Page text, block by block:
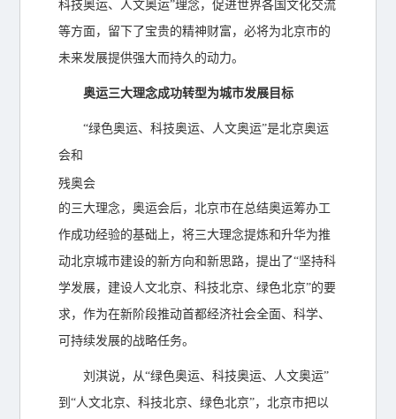
科技奥运、人文奥运”理念，促进世界各国文化交流
等方面，留下了宝贵的精神财富，必将为北京市的
未来发展提供强大而持久的动力。
奥运三大理念成功转型为城市发展目标
“绿色奥运、科技奥运、人文奥运”是北京奥运
会和
残奥会
的三大理念，奥运会后，北京市在总结奥运筹办工
作成功经验的基础上，将三大理念提炼和升华为推
动北京城市建设的新方向和新思路，提出了“坚持科
学发展，建设人文北京、科技北京、绿色北京”的要
求，作为在新阶段推动首都经济社会全面、科学、
可持续发展的战略任务。
刘淇说，从“绿色奥运、科技奥运、人文奥运”
到“人文北京、科技北京、绿色北京”，北京市把以